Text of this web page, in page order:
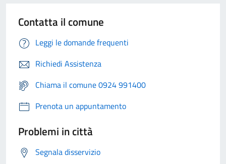
Contatta il comune
Leggi le domande frequenti
Richiedi Assistenza
Chiama il comune 0924 991400
Prenota un appuntamento
Problemi in città
Segnala disservizio